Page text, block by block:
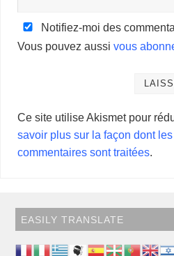
Notifiez-moi des
Vous pouvez aussivous
Ce site utilise Akismet pour
savoir plus sur la façon dont
commentaires sont traitées.
EASILY TRANSLATE